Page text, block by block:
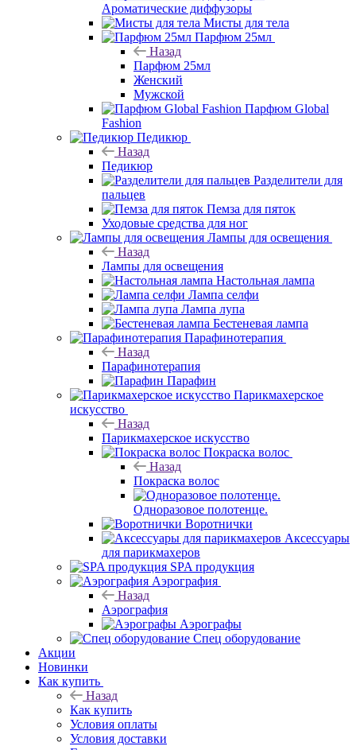
Ароматические диффузоры
Мисты для тела
Парфюм 25мл
Назад
Парфюм 25мл
Женский
Мужской
Парфюм Global
Fashion
Педикюр
Назад
Педикюр
Разделители для
пальцев
Пемза для пяток
Уходовые средства для ног
Лампы для освещения
Назад
Лампы для освещения
Настольная лампа
Лампа селфи
Лампа лупа
Бестеневая лампа
Парафинотерапия
Назад
Парафинотерапия
Парафин
Парикмахерское
искусство
Назад
Парикмахерское искусство
Покраска волос
Назад
Покраска волос
Одноразовое полотенце.
Воротнички
Аксессуары
для парикмахеров
SPA продукция
Аэрография
Назад
Аэрография
Аэрографы
Спец оборудование
Акции
Новинки
Как купить
Назад
Как купить
Условия оплаты
Условия доставки